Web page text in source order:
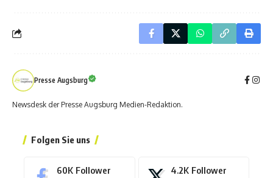
Presse Augsburg
Newsdesk der Presse Augsburg Medien-Redaktion.
Folgen Sie uns
60K Follower 4.2K Follower